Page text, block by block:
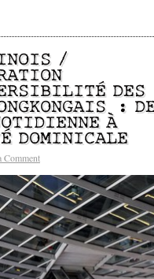
/
DES
:
À
DOMINICALE
Comment